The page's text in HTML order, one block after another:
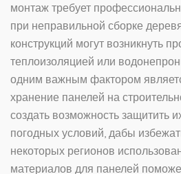
монтаж требует
при неправильной сборке
конструкций могут возникнуть
теплоизоляцией или
одним важным фактором
хранение панелей на
создать возможность защитить
погодных условий, дабы
некоторых регионов
материалов для панелей